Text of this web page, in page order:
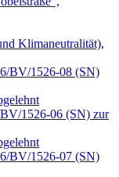
Klimaneutralität),
BV/1526-08 (SN)
1526-06 (SN) zur
BV/1526-07 (SN)